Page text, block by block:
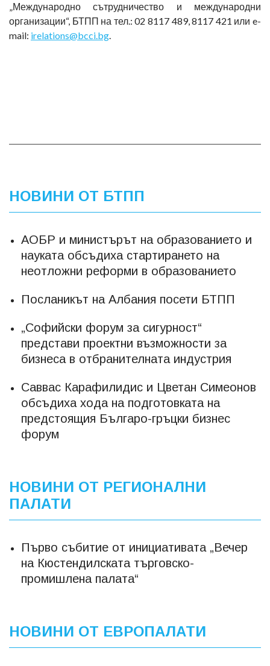
„Международно сътрудничество и международни
организации“, БТПП на тел.: 02 8117 489, 8117 421 или e-
mail: irelations@bcci.bg.
НОВИНИ ОТ БТПП
АОБР и министърът на образованието и
науката обсъдиха стартирането на
неотложни реформи в образованието
Посланикът на Албания посети БТПП
„Софийски форум за сигурност“
представи проектни възможности за
бизнеса в отбранителната индустрия
Саввас Карафилидис и Цветан Симеонов
обсъдиха хода на подготовката на
предстоящия Българо-гръцки бизнес
форум
НОВИНИ ОТ РЕГИОНАЛНИ
ПАЛАТИ
Първо събитие от инициативата „Вечер
на Кюстендилската търговско-
промишлена палата“
НОВИНИ ОТ ЕВРОПАЛАТИ